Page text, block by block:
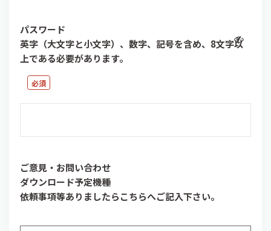
パスワード
英字（大文字と小文字）、数字、記号を含め、8文字以
上である必要があります。
ご意見・お問い合わせ
ダウンロード予定機種
依頼事項等ありましたらこちらへご記入下さい。